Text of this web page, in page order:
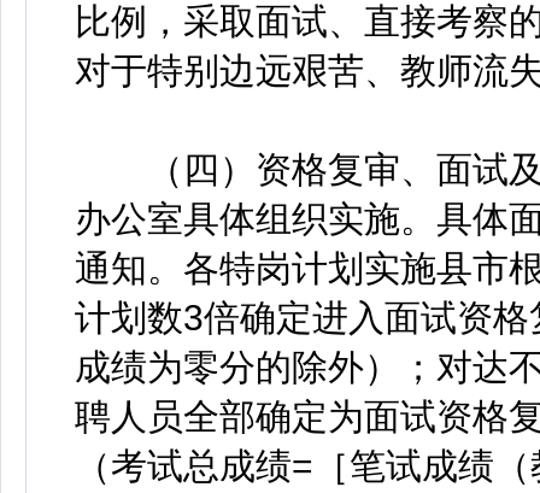
比例，采取面试、直接考察
对于特别边远艰苦、教师流
（四）资格复审、面试及
办公室具体组织实施。具体
通知。各特岗计划实施县市
计划数3倍确定进入面试资
成绩为零分的除外）；对达
聘人员全部确定为面试资格
（考试总成绩=［笔试成绩